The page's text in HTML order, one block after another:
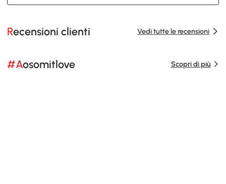
Recensioni clienti Vedi tutte le recensioni
#Aosomitlove Scopri di più